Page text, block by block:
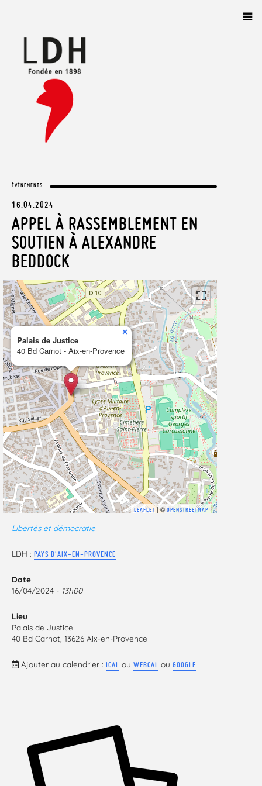
ÉVÈNEMENTS
16.04.2024
APPEL À RASSEMBLEMENT EN
SOUTIEN À ALEXANDRE
BEDDOCK
Palais de Justice
40 Bd Carnot - Aix-en-Provence
×
LEAFLET| ©OPENSTREETMAP
Libertés et démocratie
LDH : PAYS D'AIX-EN-PROVENCE
Date
16/04/2024 - 13h00
Lieu
Palais de Justice
40 Bd Carnot, 13626 Aix-en-Provence
Ajouter au calendrier : ICAL ou WEBCAL ou GOOGLE